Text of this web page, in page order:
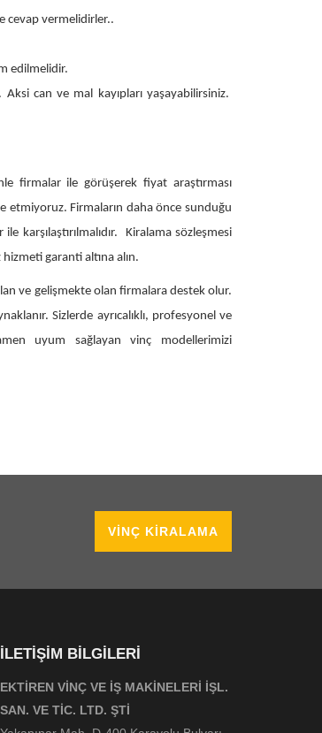
cevap vermelidirler..
edilmelidir.
can ve mal kayıpları yaşayabilirsiniz.
firmalar ile görüşerek fiyat araştırması
etmiyoruz. Firmaların daha önce sunduğu
karşılaştırılmalıdır. Kiralama sözleşmesi
garanti altına alın.
ve gelişmekte olan firmalara destek olur.
Sizlerde ayrıcalıklı, profesyonel ve
uyum sağlayan vinç modellerimizi
VINÇ KIRALAMA
İLETIŞIM BILGILERI
EKTİREN VİNÇ VE İŞ MAKİNELERİ İŞL.
SAN. VE TİC. LTD. ŞTİ